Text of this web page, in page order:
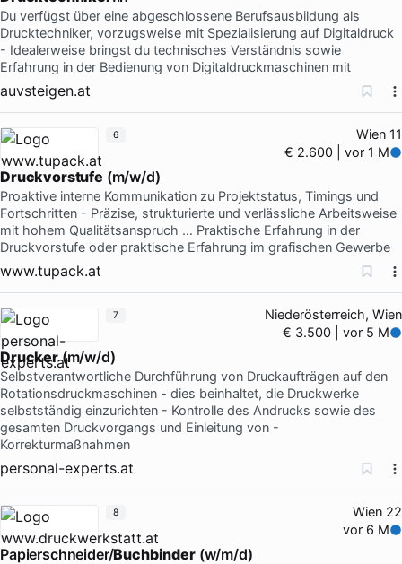
Du verfügst über eine abgeschlossene Berufsausbildung als
Drucktechniker, vorzugsweise mit Spezialisierung auf Digitaldruck
- Idealerweise bringst du technisches Verständnis sowie
Erfahrung in der Bedienung von Digitaldruckmaschinen mit
auvsteigen.at
Wien 11
€ 2.600 | vor 1 M
Druckvorstufe (m/w/d)
Proaktive interne Kommunikation zu Projektstatus, Timings und
Fortschritten - Präzise, strukturierte und verlässliche Arbeitsweise
mit hohem Qualitätsanspruch … Praktische Erfahrung in der
Druckvorstufe oder praktische Erfahrung im grafischen Gewerbe
www.tupack.at
6
Niederösterreich, Wien
€ 3.500 | vor 5 M
Drucker(m/w/d)
Selbstverantwortliche Durchführung von Druckaufträgen auf den
Rotationsdruckmaschinen - dies beinhaltet, die Druckwerke
selbstständig einzurichten - Kontrolle des Andrucks sowie des
gesamten Druckvorgangs und Einleitung von -
Korrekturmaßnahmen
personal-experts.at
7
Wien 22
vor 6 M
Papierschneider/Buchbinder(w/m/d)
8